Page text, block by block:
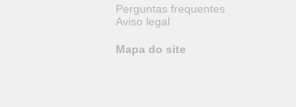
Perguntas frequentes
Aviso legal
Mapa do site